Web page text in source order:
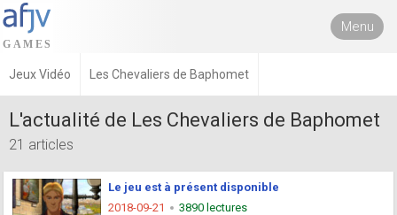
Menu
Jeux Vidéo Les Chevaliers de Baphomet
L'actualité de Les Chevaliers de Baphomet
21 articles
Le jeu est à présent disponible
2018-09-21
3890 lectures